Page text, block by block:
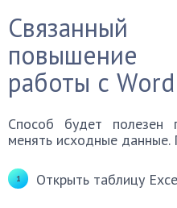
повышение
работы с Word
Способ будет полезен
менять исходные данные.
Открыть таблицу